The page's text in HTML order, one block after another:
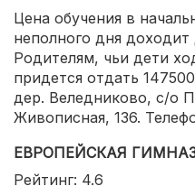
Цена обучения в
неполного дня доходит
Родителям, чьи дети
придется отдать
дер. Веледниково, с/о
Живописная, 136.
ЕВРОПЕЙСКАЯ
Рейтинг: 4.6